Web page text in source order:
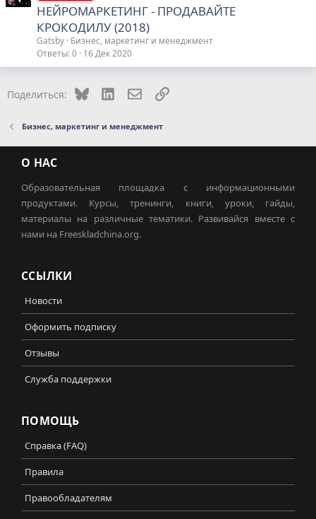
НЕЙРОМАРКЕТИНГ - ПРОДАВАЙТЕ
КРОКОДИЛУ (2018)
Gatsby Бизнес, маркетинг и менеджмент
Ответы 0 16 Дек 2020
Поделиться: Bluesky LinkedInЭлектронная почта
Ссылка
Бизнес, маркетинг и менеджмент
О НАС
Образовательная площадка с информационными
продуктами. Курсы, тренинги, книги, уроки, гайды,
материалы на различные тематики. Развивайся вместе с
нами на Freeskladchina.org.
ССЫЛКИ
Новости
Оформить подписку
Отзывы
Служба поддержки
ПОМОЩЬ
Справка (FAQ)
Правила
Правообладателям